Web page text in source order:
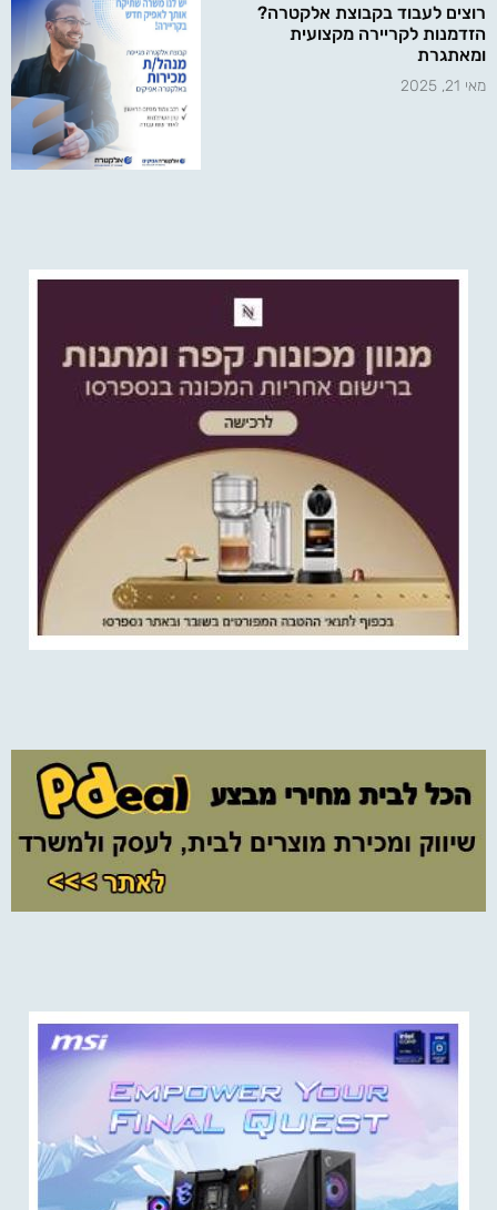
רוצים לעבוד בקבוצת אלקטרה?
הזדמנות לקריירה מקצועית
ומאתגרת
מאי 21, 2025